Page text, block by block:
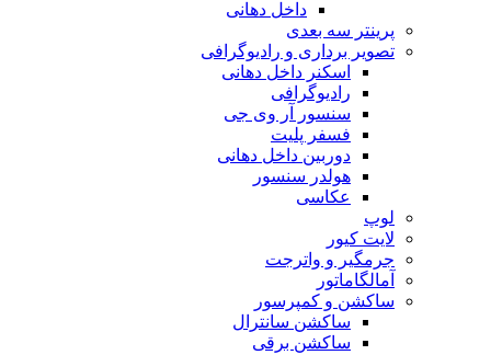
داخل دهانی
پرینتر سه بعدی
تصویر برداری و رادیوگرافی
اسکنر داخل دهانی
رادیوگرافی
سنسور آر وی جی
فسفر پلیت
دوربین داخل دهانی
هولدر سنسور
عکاسی
لوپ
لایت کیور
جرمگیر و واترجت
آمالگاماتور
ساکشن و کمپرسور
ساکشن سانترال
ساکشن برقی